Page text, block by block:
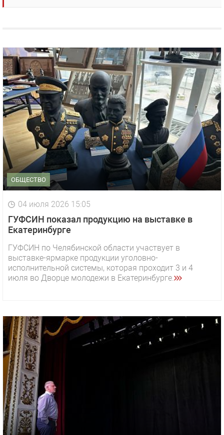
ОБЩЕСТВО
04 июля 2026 15:05
ГУФСИН показал продукцию на выставке в
Екатеринбурге
ГУФСИН по Челябинской области участвует в
выставке-ярмарке продукции уголовно-
исполнительной системы, которая проходит 3 и 4
июля во Дворце молодежи в Екатеринбурге.